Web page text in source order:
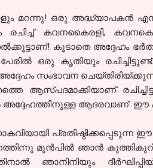
മറന്നു! ഒരു അദ്ധ്യാപകന്‍
കവനകൈരളി,
കൂടാതെ അദ്ദേഹം
ഒരു കൃതിയും
സംഭാവന
ആസ്പദമാക്കിയാണ്
ആദരവാണ് ഈ
പ്രതിഷ്ഠിക്കപ്പെടുന്ന
മുന്‍പില്‍ ഞാന്‍
ഞാനിനിയും